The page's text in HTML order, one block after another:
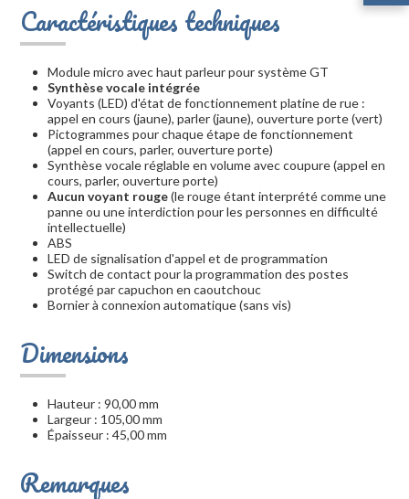
Caractéristiques techniques
Module micro avec haut parleur pour système GT
Synthèse vocale intégrée
Voyants (LED) d'état de fonctionnement platine de rue :
appel en cours (jaune), parler (jaune), ouverture porte (vert)
Pictogrammes pour chaque étape de fonctionnement
(appel en cours, parler, ouverture porte)
Synthèse vocale réglable en volume avec coupure (appel en
cours, parler, ouverture porte)
Aucun voyant rouge(le rouge étant interprété comme une
panne ou une interdiction pour les personnes en difficulté
intellectuelle)
ABS
LED de signalisation d'appel et de programmation
Switch de contact pour la programmation des postes
protégé par capuchon en caoutchouc
Bornier à connexion automatique (sans vis)
Dimensions
Hauteur : 90,00 mm
Largeur : 105,00 mm
Épaisseur : 45,00 mm
Remarques